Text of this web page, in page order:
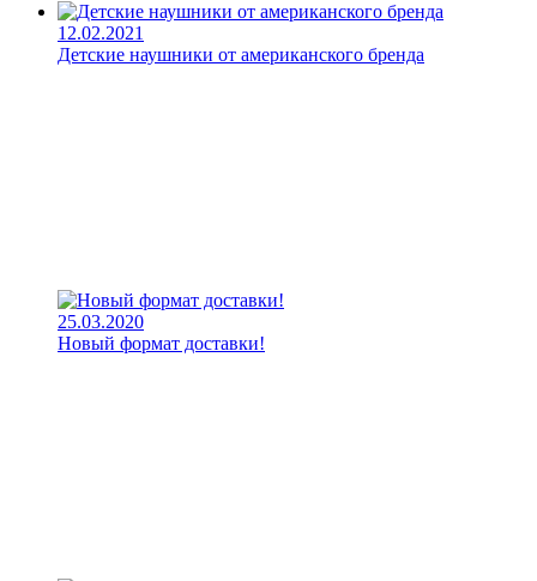
12.02.2021
Детские наушники от американского бренда
25.03.2020
Новый формат доставки!